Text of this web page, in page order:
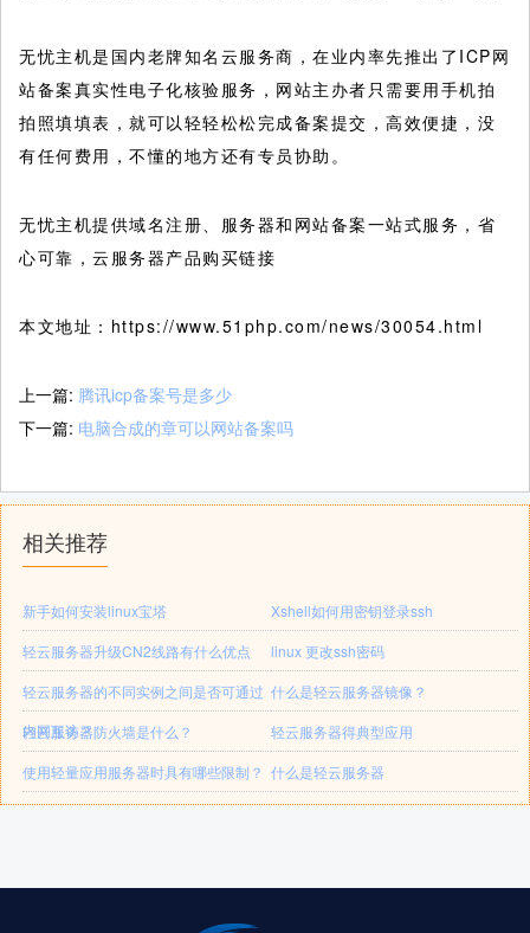
无忧主机是国内老牌知名云服务商，在业内率先推出了ICP网
站备案真实性电子化核验服务，网站主办者只需要用手机拍
拍照填填表，就可以轻轻松松完成备案提交，高效便捷，没
有任何费用，不懂的地方还有专员协助。
无忧主机提供域名注册、服务器和网站备案一站式服务，省
心可靠，云服务器产品购买链接
本文地址：https://www.51php.com/news/30054.html
上一篇: 腾讯icp备案号是多少
下一篇: 电脑合成的章可以网站备案吗
相关推荐
新手如何安装linux宝塔
Xshell如何用密钥登录ssh
轻云服务器升级CN2线路有什么优点
linux 更改ssh密码
轻云服务器的不同实例之间是否可通过
内网互访？
什么是轻云服务器镜像？
轻云服务器防火墙是什么？
轻云服务器得典型应用
使用轻量应用服务器时具有哪些限制？ 什么是轻云服务器